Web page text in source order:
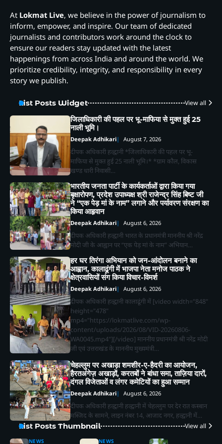
At Lokmat Live, we believe in the power of journalism to
inform, empower, and inspire. Our team of dedicated
journalists and contributors work around the clock to
ensure our readers stay updated with the latest
happenings from across India and around the world. We
prioritize credibility, integrity, and responsibility in every
story we publish.
List Posts Widget View all
जिलाधिकारी की पहल पर भू-माफिया से मुक्त हुई 25
नाली भूमि।
Deepak Adhikari August 7, 2026
दीपक अधिकारी हल्द्वानी *जिलाधिकारी की पहल पर भू-
माफिया से मुक्त हुई 25 नाली भूमि।* *ग्राम कौल, विकास
खण्ड धारी निवासी…
भारतीय जनता पार्टी के कार्यकर्ताओं द्वारा किया गया
बृक्षारोपण, प्रदेश उपाध्यक्ष श्री राजेन्द्र सिंह बिष्ट जी
ने “एक पेड़ मां के नाम” लगाने और पर्यावरण संरक्षण का
किया आहृवान
Deepak Adhikari August 6, 2026
दीपक अधिकारी हल्द्वानी भारत के प्रधानमंत्री माननीय श्री नरेंद्र
मोदी जी के आह्वान पर “एक पेड़ मां के नाम” अभियान…
हर घर तिरंगा अभियान को जन-आंदोलन बनाने का
आह्वान, कालाढूंगी में भाजपा नेता मनोज पाठक ने
क्षेत्रवासियों संग किया विचार-विमर्श
Deepak Adhikari August 6, 2026
दीपक अधिकारी हल्द्वानी कालाढूंगी में [video width="848"
height="478"
mp4="https://lokmatlive.com/wp-
content/uploads/2026/08/VID-20260806-
WA0045.mp4"][/video] माननीय प्रधानमंत्री श्री नरेंद्र मोदी
जी एवं उत्तराखंड के माननीय मुख्यमंत्री…
चेहल्लुम पर अखाड़ा शमशीर-ए-हैदरी का आयोजन,
हैरतअंगेज़ अखाड़ों, करतबों ने बांधा समा, ताज़िया दारों,
दंगल विजेताओं व लंगर कमेटियों का हुआ सम्मान
Deepak Adhikari August 6, 2026
दीपक अधिकारी हल्द्वानी हल्द्वानी में चेहल्लुम पर देर रात कस्बान
मस्जिद के सामने, लाइन नंबर 14, आजाद नगर, हल्द्वानी में…
List Posts Thumbnail View all
NEWS NEWS